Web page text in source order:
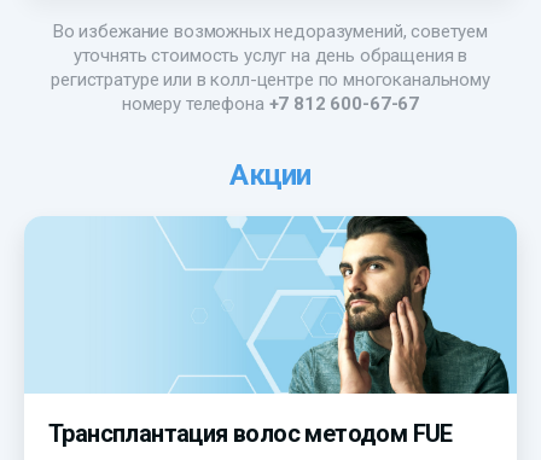
Во избежание возможных недоразумений, советуем
уточнять стоимость услуг на день обращения в
регистратуре или в колл-центре по многоканальному
номеру телефона +7 812 600-67-67
Акции
Трансплантация волос методом FUE